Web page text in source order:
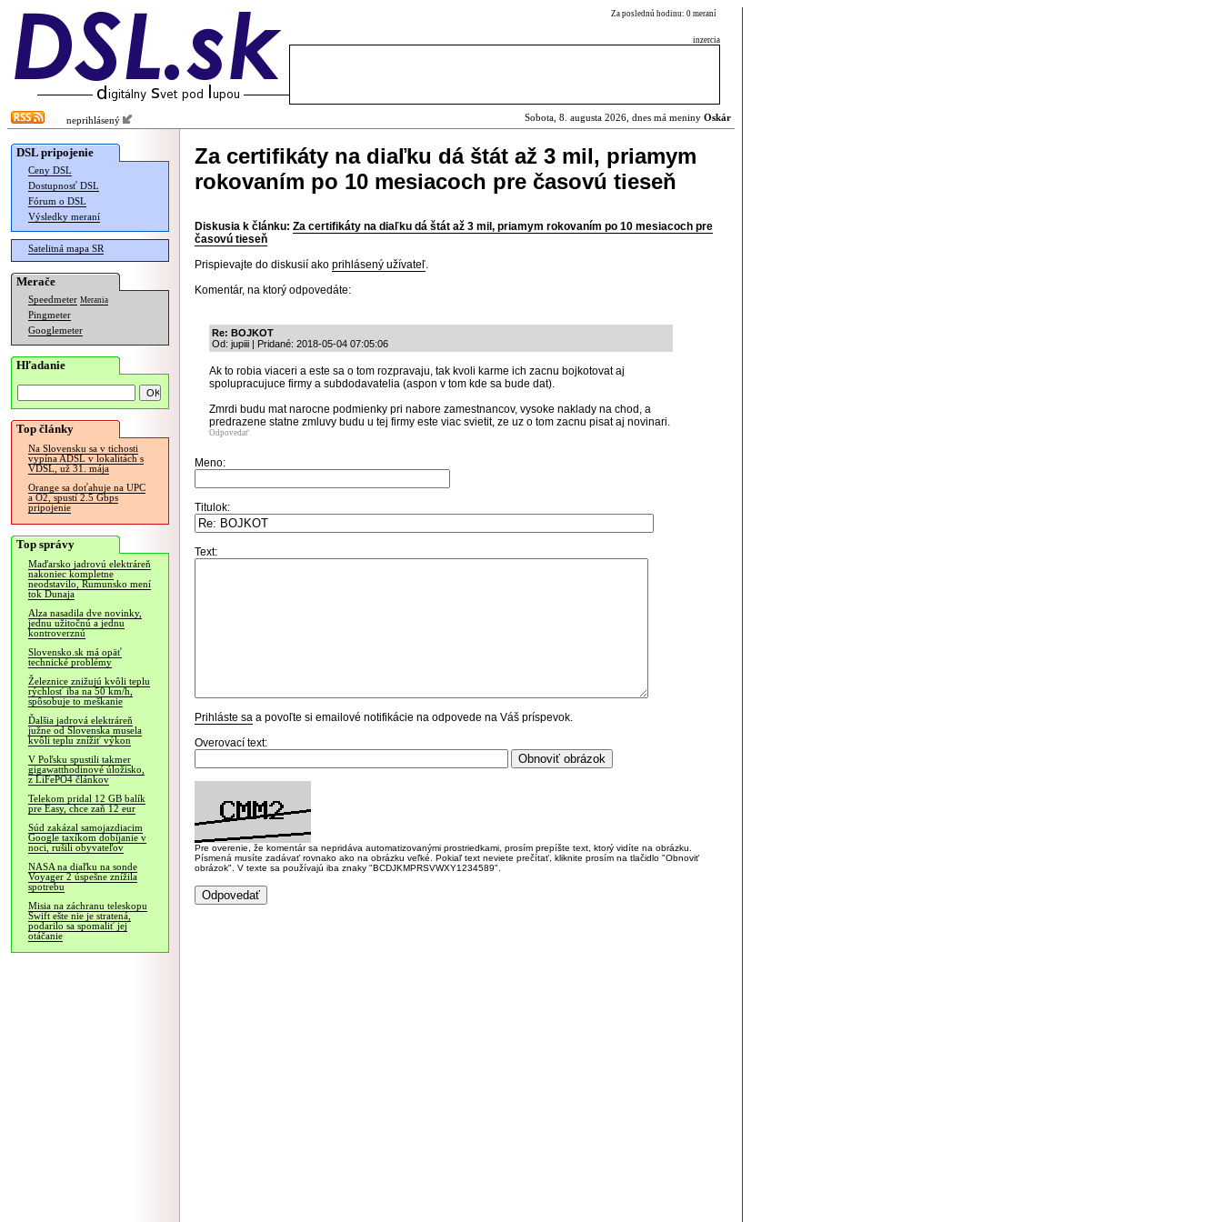
Za poslednú hodinu: 0 meraní
inzercia
neprihlásený Sobota, 8. augusta 2026, dnes má meniny Oskár
DSL pripojenie
Ceny DSL
Dostupnosť DSL
Fórum o DSL
Výsledky meraní
Satelitná mapa SR
Merače
Speedmeter Merania
Pingmeter
Googlemeter
Hľadanie
Top články
Na Slovensku sa v tichosti
vypína ADSL v lokalitách s
VDSL, už 31. mája
Orange sa doťahuje na UPC
a O2, spustí 2.5 Gbps
pripojenie
Top správy
Maďarsko jadrovú elektráreň
nakoniec kompletne
neodstavilo, Rumunsko mení
tok Dunaja
Alza nasadila dve novinky,
jednu užitočnú a jednu
kontroverznú
Slovensko.sk má opäť
technické problémy
Železnice znižujú kvôli teplu
rýchlosť iba na 50 km/h,
spôsobuje to meškanie
Ďalšia jadrová elektráreň
južne od Slovenska musela
kvôli teplu znížiť výkon
V Poľsku spustili takmer
gigawatthodinové úložisko,
z LiFePO4 článkov
Telekom pridal 12 GB balík
pre Easy, chce zaň 12 eur
Súd zakázal samojazdiacim
Google taxíkom dobíjanie v
noci, rušili obyvateľov
NASA na diaľku na sonde
Voyager 2 úspešne znížila
spotrebu
Misia na záchranu teleskopu
Swift ešte nie je stratená,
podarilo sa spomaliť jej
otáčanie
Za certifikáty na diaľku dá štát až 3 mil, priamym
rokovaním po 10 mesiacoch pre časovú tieseň
Diskusia k článku: Za certifikáty na diaľku dá štát až 3 mil, priamym rokovaním po 10 mesiacoch pre
časovú tieseň
Prispievajte do diskusií ako prihlásený užívateľ.
Komentár, na ktorý odpovedáte:
Re: BOJKOT
Od: jupiii | Pridané: 2018-05-04 07:05:06
Ak to robia viaceri a este sa o tom rozpravaju, tak kvoli karme ich zacnu bojkotovat aj
spolupracujuce firmy a subdodavatelia (aspon v tom kde sa bude dat).
Zmrdi budu mat narocne podmienky pri nabore zamestnancov, vysoke naklady na chod, a
predrazene statne zmluvy budu u tej firmy este viac svietit, ze uz o tom zacnu pisat aj novinari.
Odpovedať
Meno:
Titulok:
Text:
Prihláste sa a povoľte si emailové notifikácie na odpovede na Váš príspevok.
Overovací text:
Pre overenie, že komentár sa nepridáva automatizovanými prostriedkami, prosím prepíšte text, ktorý vidíte na obrázku.
Písmená musíte zadávať rovnako ako na obrázku veľké. Pokiaľ text neviete prečítať, kliknite prosím na tlačidlo "Obnoviť
obrázok". V texte sa používajú iba znaky "BCDJKMPRSVWXY1234589".